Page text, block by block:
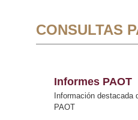
CONSULTAS
Informes PAOT
Información destacada
PAOT